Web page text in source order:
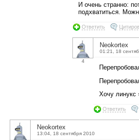
И очень странно:
подхватиться.
Ответить
4
Neokortex
01:21, 18
Хочу линукс
Ответить
Neokortex
13:04, 18 сентября 2010